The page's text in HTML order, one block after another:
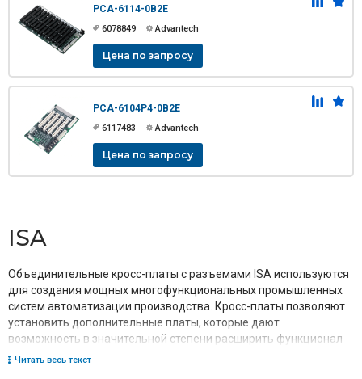
PCA-6114-0B2E
6078849 Advantech
Цена по запросу
PCA-6104P4-0B2E
6117483 Advantech
Цена по запросу
ISA
Объединительные кросс-платы с разъемами ISA используются
для создания мощных многофункциональных промышленных
систем автоматизации производства. Кросс-платы позволяют
установить дополнительные платы, которые дают
возможность в значительной степени расширить функционал
промышленного компьютера.
Читать весь текст